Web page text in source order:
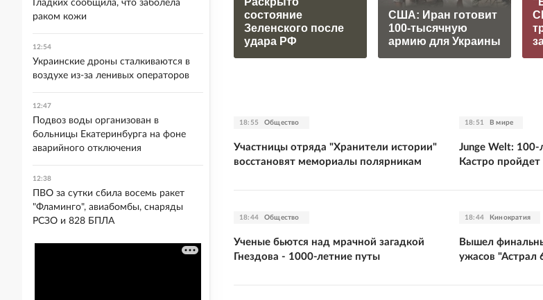
состояние
Зеленского после
удара РФ
США: Иран готовит
100-тысячную
армию для Украины
18:55 Общество
Участницы отряда "Хранители истории"
восстановят мемориалы полярникам
18:51 В мире
Junge Welt:
Кастро
18:44 Общество
Ученые бьются над мрачной загадкой
Гнездова - 1000-летние путы
18:44 Кинократия
Вышел
ужасов "Астрал
Гладких сообщила, что заболела
раком кожи
12:54
Украинские дроны сталкиваются в
воздухе из-за ленивых операторов
12:47
Подвоз воды организован в
больницы Екатеринбурга на фоне
аварийного отключения
12:38
ПВО за сутки сбила восемь ракет
"Фламинго", авиабомбы, снаряды
РСЗО и 828 БПЛА